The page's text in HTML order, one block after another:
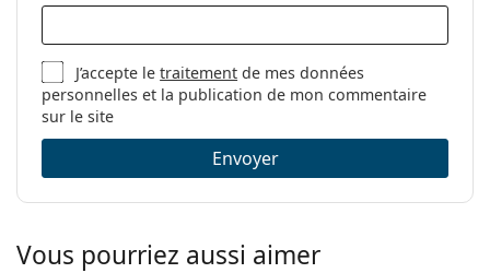
J’accepte letraitement de mes données
personnelles et la publication de mon commentaire
sur le site
Envoyer
Vous pourriez aussi aimer